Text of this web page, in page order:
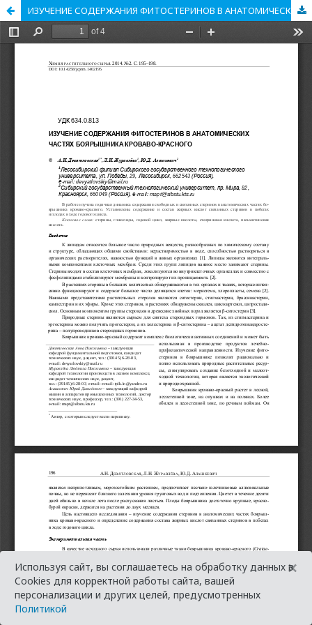
ИЗУЧЕНИЕ СОДЕРЖАНИЯ ФИТОСТЕРИНОВ В АНАТОМИЧЕСКИХ ЧАСТЯХ БОЯРЫШНИКА КРОВАВО-КРАСНОГО
Используя сайт, вы соглашаетесь на обработку данных в
Cookies для корректной работы сайта, вашей
персонализации и других целей, предусмотренных
Политикой
×